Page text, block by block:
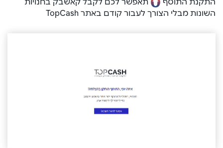
השונות מבלי הצורך לעבור קודם באתר TopCash